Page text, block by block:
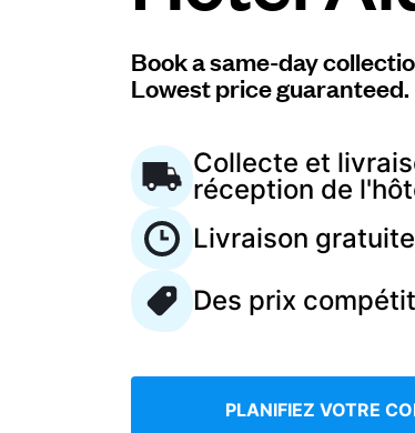
Téléchargez notre application mobile
Book a same-day
Lowest price guaranteed.
Collecte et
réception de
Livraison
Des prix
PLANIFIEZ VOTRE